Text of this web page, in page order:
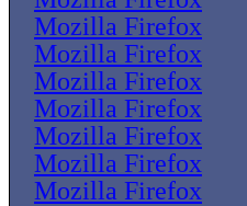
Mozilla Firefox
Mozilla Firefox
Mozilla Firefox
Mozilla Firefox
Mozilla Firefox
Mozilla Firefox
Mozilla Firefox